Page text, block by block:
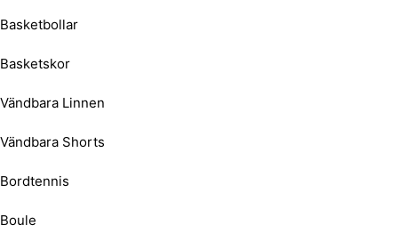
Basketbollar
Basketskor
Vändbara Linnen
Vändbara Shorts
Bordtennis
Boule